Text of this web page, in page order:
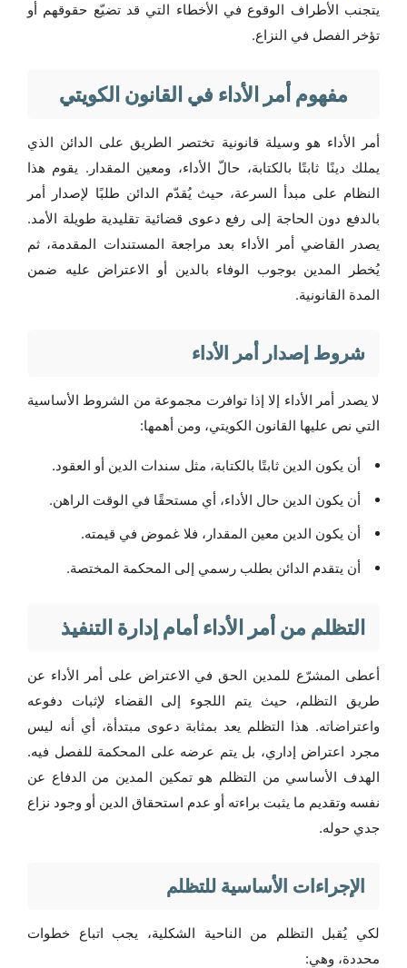
يتجنب الأطراف الوقوع في الأخطاء التي قد تضيّع حقوقهم أو
تؤخر الفصل في النزاع.
مفهوم أمر الأداء في القانون الكويتي
أمر الأداء هو وسيلة قانونية تختصر الطريق على الدائن الذي
يملك دينًا ثابتًا بالكتابة، حالّ الأداء، ومعين المقدار. يقوم هذا
النظام على مبدأ السرعة، حيث يُقدّم الدائن طلبًا لإصدار أمر
بالدفع دون الحاجة إلى رفع دعوى قضائية تقليدية طويلة الأمد.
يصدر القاضي أمر الأداء بعد مراجعة المستندات المقدمة، ثم
يُخطر المدين بوجوب الوفاء بالدين أو الاعتراض عليه ضمن
المدة القانونية.
شروط إصدار أمر الأداء
لا يصدر أمر الأداء إلا إذا توافرت مجموعة من الشروط الأساسية
التي نص عليها القانون الكويتي، ومن أهمها:
أن يكون الدين ثابتًا بالكتابة، مثل سندات الدين أو العقود.
أن يكون الدين حال الأداء، أي مستحقًا في الوقت الراهن.
أن يكون الدين معين المقدار، فلا غموض في قيمته.
أن يتقدم الدائن بطلب رسمي إلى المحكمة المختصة.
التظلم من أمر الأداء أمام إدارة التنفيذ
أعطى المشرّع للمدين الحق في الاعتراض على أمر الأداء عن
طريق التظلم، حيث يتم اللجوء إلى القضاء لإثبات دفوعه
واعتراضاته. هذا التظلم يعد بمثابة دعوى مبتدأة، أي أنه ليس
مجرد اعتراض إداري، بل يتم عرضه على المحكمة للفصل فيه.
الهدف الأساسي من التظلم هو تمكين المدين من الدفاع عن
نفسه وتقديم ما يثبت براءته أو عدم استحقاق الدين أو وجود نزاع
جدي حوله.
الإجراءات الأساسية للتظلم
لكي يُقبل التظلم من الناحية الشكلية، يجب اتباع خطوات
محددة، وهي: